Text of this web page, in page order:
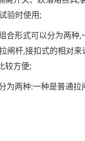
验时使用;
合形式可以分为两种,
闸杆,接扣式的相对
较方便;
为两种:一种是普通拉